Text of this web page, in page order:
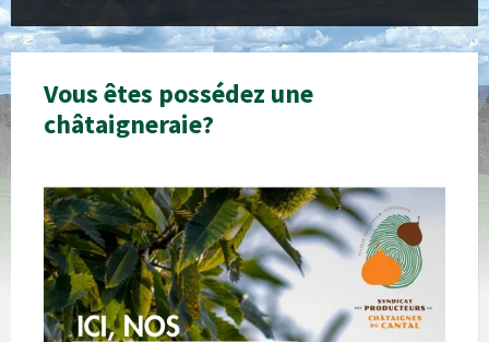
Vous êtes possédez une
châtaigneraie?